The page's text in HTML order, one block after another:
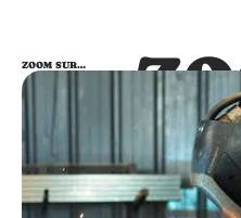
ZOOM SUR…